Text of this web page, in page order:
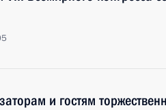
и гостям